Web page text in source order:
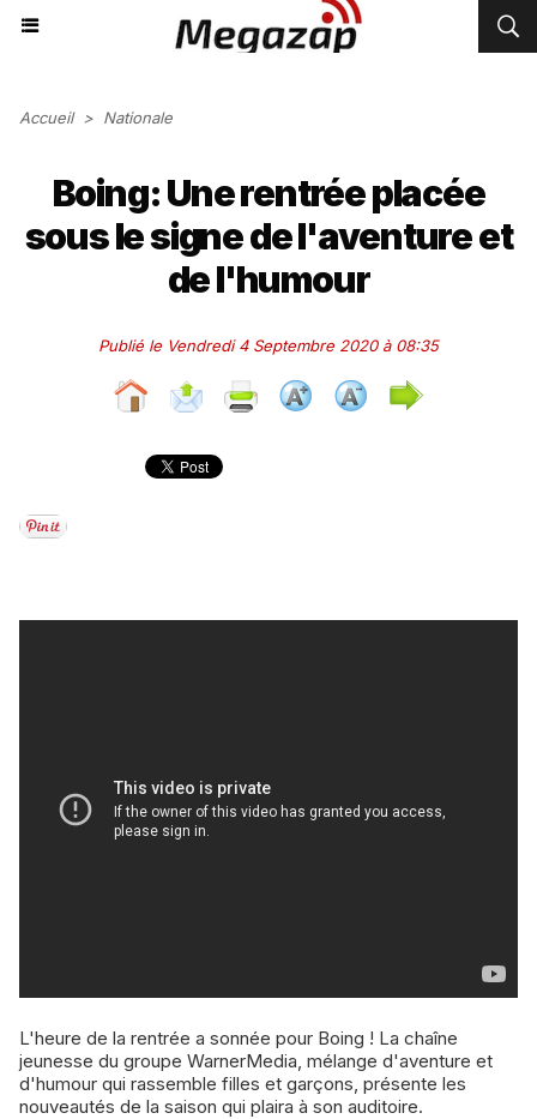
Accueil > Nationale
Boing: Une rentrée placée
sous le signe de l'aventure et
de l'humour
Publié le Vendredi 4 Septembre 2020 à 08:35
L'heure de la rentrée a sonnée pour Boing ! La chaîne
jeunesse du groupe WarnerMedia, mélange d'aventure et
d'humour qui rassemble filles et garçons, présente les
nouveautés de la saison qui plaira à son auditoire.